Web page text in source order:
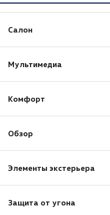
Салон
Подогрев передних
Электрорегулировка
Вентиляция передних
Мультимедиа
USB
Розетка 12V
Комфорт
Мультифункциональное
Подрулевые лепестки
Обзор
Датчик дождя
Датчик света
Система адаптивного
Элементы экстерьера
Электроскладывание
Защита от угона